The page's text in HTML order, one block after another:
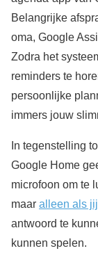
Belangrijke
oma, Google
Zodra het
reminders te
persoonlijke
immers jouw
In tegenstelling
Google Home
microfoon om te
maar alleen als
antwoord te
kunnen spelen.